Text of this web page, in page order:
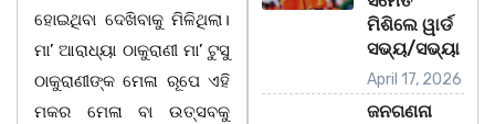
ହୋଇଥିବା ଦେଖିବାକୁ ମିଳିଥିଲା।
ମା’ ଆରାଧ୍ୟା ଠାକୁରାଣୀ ମା’ ଟୁସୁ
ଠାକୁରାଣୀଙ୍କ ମେଳା ରୂପେ ଏହି
ମକର ମେଳା ବା ଉତ୍ସବକୁ
ମିଶିଲେ ୱାର୍ଡ
ସଭ୍ୟ/ସଭ୍ୟା
April 17, 2026
ଜନଗଣନା